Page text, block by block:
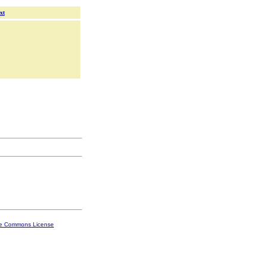
Commons License